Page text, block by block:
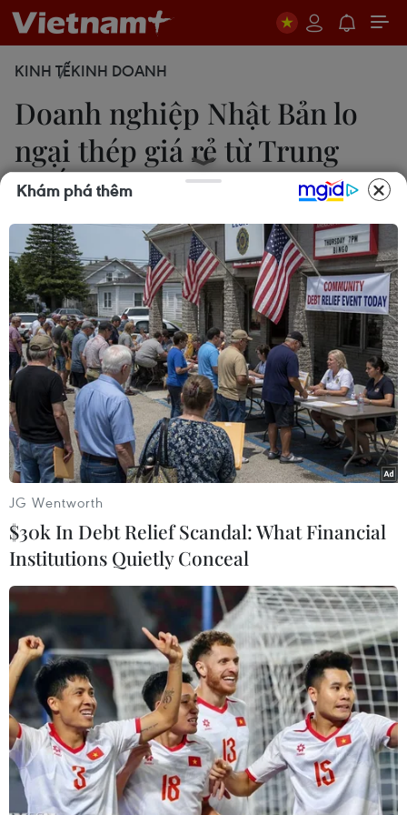
KINH TẾKINH DOANH
Doanh nghiệp Nhật Bản lo
ngại thép giá rẻ từ Trung
Quốc
Lê Minh
30/08/2024 07:59
Mỹ, châu Âu và Hàn Quốc cùng nhiều nước khác
đã thực hiện các chính sách thương mại nhằm hạn
chế nhập khẩu thép của Trung Quốc, và nếu
không được bảo vệ, thị trường Nhật Bản sẽ đi sai
hướng.
Trụ sở tập đoàn thép Nippon Steel tại Tokyo, Nhật Bản. (Ảnh:
Kyodo/TTXVN)
Theo Phó Chủ tịch Nippon Steel, Takahiro Mori,
Khám phá thêm
JG Wentworth
$30k In Debt Relief Scandal: What Financial
Institutions Quietly Conceal